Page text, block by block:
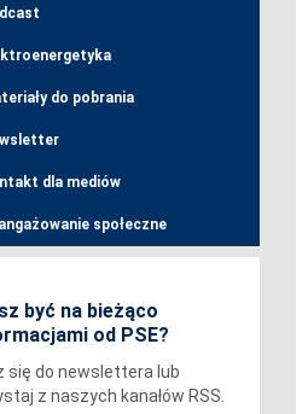
do pobrania
dla mediów
społeczne
być na bieżąco
od PSE?
się do newslettera lub
z naszych kanałów RSS.